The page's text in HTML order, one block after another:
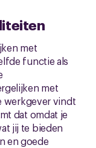
met
functie als
met
werkgever vindt
dat omdat je
jij te bieden
en goede